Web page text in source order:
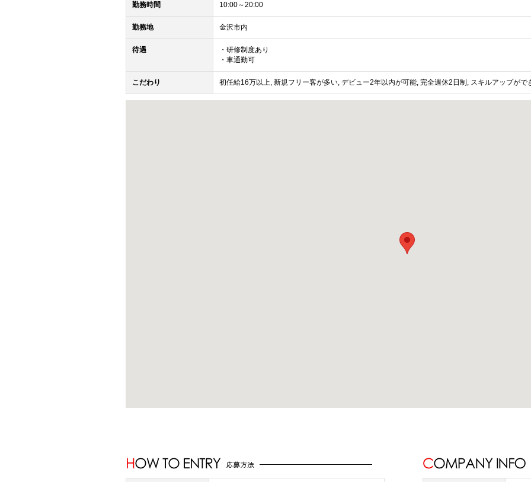
勤務時間 10:00～20:00
勤務地 金沢市内
待遇
・研修制度あり
・車通勤可
こだわり 初任給16万以上, 新規フリー客が多い, デビュー2年以内が可能, 完全週休2日制, スキルアップがで